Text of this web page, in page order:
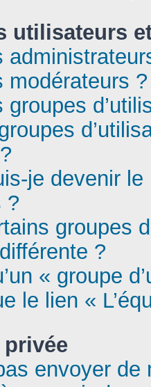
utilisateurs
modérateurs ?
je devenir le
?
groupes
?
« groupe
le lien «
privée
envoyer de